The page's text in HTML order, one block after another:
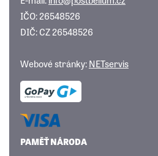
IČO: 26548526
DIČ: CZ 26548526
Webové stránky:NETservis
PAMĚŤ NÁRODA